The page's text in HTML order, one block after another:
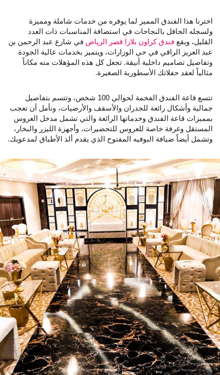
اخترنا هذا الفندق المميز لما يوفره من خدمات شاملة ومميزة
ولسجله الحافل بالنجاحات في استضافة المناسبات ذات العدد
القليل، ويقع فندق كراون بلازا قصر الرياض في شارع عبد الرحمن بن
عبد العزيز الراقي في حي الوزارات، ويتميز بخدمات عالية الجودة
وتفاصيل تصاميم داخلية أنيقة. تجعل كل هذه المؤهلات منه مكاناً
مثالياً لعقد حفلاتك الأسطورية الصغيرة.
تتسع قاعة الفندق الفخمة لحوالي 100 شخص، وتتسم بتفاصيل
جمالية وأشكال رائعة للجدران والأسقف والأرضيات، ونأمل أن تعجب
بمميزات قاعة الفندق وخدماتها الرائعة والتي تشمل مدخل العروس
المستقل وغرفة خاصة للعروس للتحضيرات، وأجهزة الليزر والبخار،
وتشمل أيضاً ضيافة البوفيه المفتوح الذي يقدم ألذ الأطباق لمدعويك.